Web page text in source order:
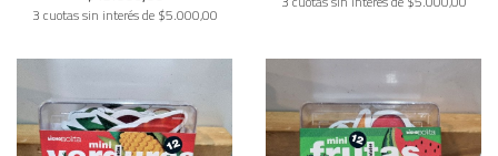
3 cuotas sin interés de $5.000,00